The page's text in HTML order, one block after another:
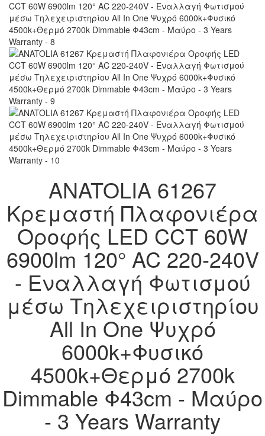
ANATOLIA 61267
Κρεμαστή Πλαφονιέρα
Οροφής LED CCT 60W
6900lm 120° AC 220-240V
- Εναλλαγή Φωτισμού
μέσω Τηλεχειριστηρίου
All In One Ψυχρό
6000k+Φυσικό
4500k+Θερμό 2700k
Dimmable Φ43cm - Μαύρο
- 3 Years Warranty